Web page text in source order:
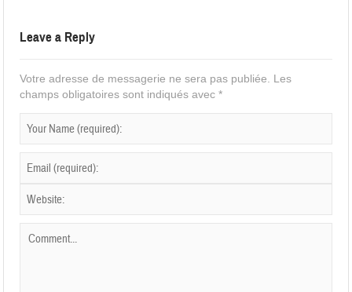
Leave a Reply
Votre adresse de messagerie ne sera pas publiée. Les
champs obligatoires sont indiqués avec*